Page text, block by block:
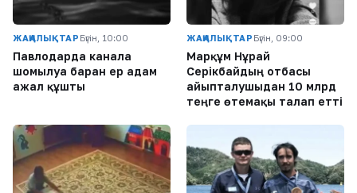
ЖАҢАЛЫҚТАР Бүгін, 10:00
Павлодарда каналға
шомылуға барған ер адам
ажал құшты
ЖАҢАЛЫҚТАР Бүгін, 09:00
Марқұм Нұрай
Серікбайдың отбасы
айыпталушыдан 10 млрд
теңге өтемақы талап етті